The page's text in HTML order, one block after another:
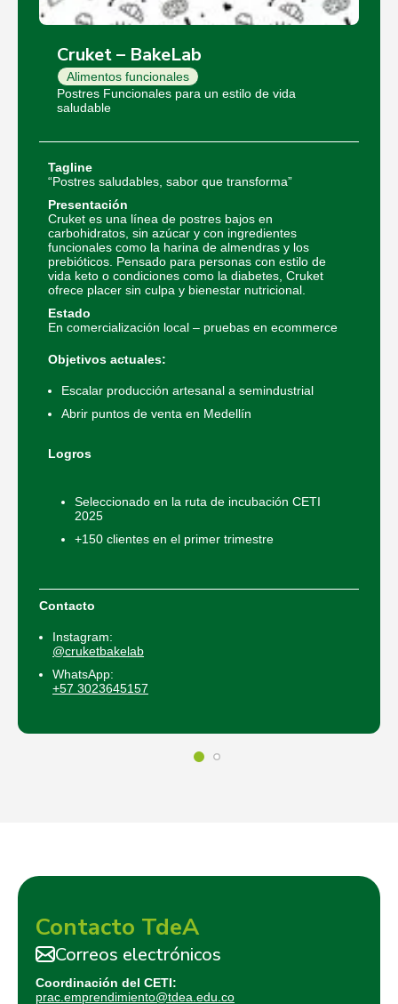
Cruket – BakeLab
Alimentos funcionales
Postres Funcionales para un estilo de vida
saludable
Tagline
“Postres saludables, sabor que transforma”
Presentación
Cruket es una línea de postres bajos en
carbohidratos, sin azúcar y con ingredientes
funcionales como la harina de almendras y los
prebióticos. Pensado para personas con estilo de
vida keto o condiciones como la diabetes, Cruket
ofrece placer sin culpa y bienestar nutricional.
Estado
En comercialización local – pruebas en ecommerce
Objetivos actuales:
Escalar producción artesanal a semindustrial
Abrir puntos de venta en Medellín
Logros
Seleccionado en la ruta de incubación CETI
2025
+150 clientes en el primer trimestre
Contacto
Instagram:
@cruketbakelab
WhatsApp:
+57 3023645157
Contacto TdeA
Correos electrónicos
Coordinación del CETI:
prac.emprendimiento@tdea.edu.co